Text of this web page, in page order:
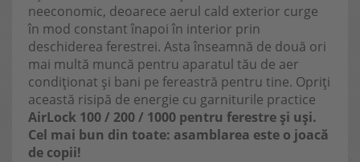
neeconomic, deoarece aerul cald exterior curge
în mod constant înapoi în interior prin
deschiderea ferestrei. Asta înseamnă de două ori
mai multă muncă pentru aparatul tău de aer
condiționat și bani pe fereastră pentru tine. Opriți
această risipă de energie cu garniturile practice
AirLock 100 / 200 / 1000 pentru ferestre și uși.
Cel mai bun din toate: asamblarea este o joacă
de copii!